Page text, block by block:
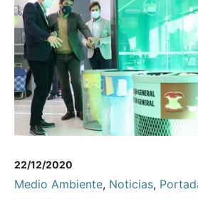
22/12/2020
Medio Ambiente, Noticias,